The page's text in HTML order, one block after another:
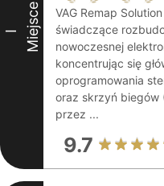
I Miejsce
VAG Remap
świadczące
nowoczesnej
koncentrując się
oprogramowania
oraz skrzyń biegów
przez ...
9.7